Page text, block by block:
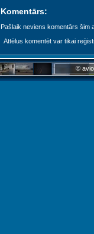
Komentārs:
Pašlaik neviens komentārs šim
Attēlus komentēt var tikai
©